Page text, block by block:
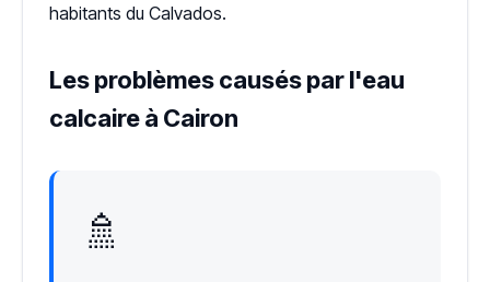
habitants du Calvados.
Les problèmes causés par l'eau
calcaire à Cairon
🚿